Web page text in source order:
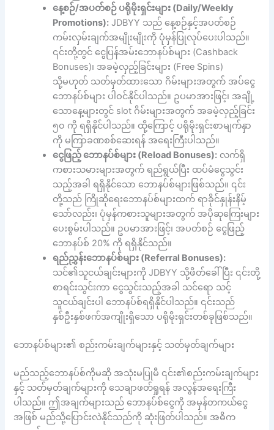
နေ့စဉ်/အပတ်စဉ် ပရိုမိုးရှင်းများ (Daily/Weekly
Promotions): JDBYY သည် နေ့စဉ်နှင့်အပတ်စဉ်
ကမ်းလှမ်းချက်အမျိုးမျိုးကို ပုံမှန်ပြုလုပ်ပေးပါသည်။
၎င်းတို့တွင် ငွေပြန်အမ်းဘောနပ်စ်များ (Cashback
Bonuses)၊ အခမဲ့လှည့်ခြင်းများ (Free Spins)
သို့မဟုတ် သတ်မှတ်ထားသော ဂိမ်းများအတွက် အပ်ငွေ
ဘောနပ်စ်များ ပါဝင်နိုင်ပါသည်။ ဥပမာအားဖြင့်၊ အချို့
သောနေ့များတွင် slot ဂိမ်းများအတွက် အခမဲ့လှည့်ခြင်း
၅၀ ကို ရရှိနိုင်ပါသည်။ ထို့ကြောင့် ပရိုမိုးရှင်းစာမျက်နှာ
ကို မကြာခဏစစ်ဆေးရန် အရေးကြီးပါသည်။
ငွေဖြည့် ဘောနပ်စ်များ (Reload Bonuses): လက်ရှိ
ကစားသမားများအတွက် ရည်ရွယ်ပြီး ထပ်မံငွေသွင်း
သည့်အခါ ရရှိနိုင်သော ဘောနပ်စ်များဖြစ်သည်။ ၎င်း
တို့သည် ကြိုဆိုရေးဘောနပ်စ်များထက် ရာခိုင်နှုန်းနိမ့်
သော်လည်း၊ ပုံမှန်ကစားသူများအတွက် အပိုဆုကြေးများ
ပေးစွမ်းပါသည်။ ဥပမာအားဖြင့်၊ အပတ်စဉ် ငွေဖြည့်
ဘောနပ်စ် 20% ကို ရရှိနိုင်သည်။
ရည်ညွှန်းဘောနပ်စ်များ (Referral Bonuses):
သင်၏သူငယ်ချင်းများကို JDBYY သို့ဖိတ်ခေါ်ပြီး ၎င်းတို့
စာရင်းသွင်းကာ ငွေသွင်းသည့်အခါ သင်ရော သင့်
သူငယ်ချင်းပါ ဘောနပ်စ်ရရှိနိုင်ပါသည်။ ၎င်းသည်
နှစ်ဦးနှစ်ဖက်အကျိုးရှိသော ပရိုမိုးရှင်းတစ်ခုဖြစ်သည်။
ဘောနပ်စ်များ၏ စည်းကမ်းချက်များနှင့် သတ်မှတ်ချက်များ
မည်သည့်ဘောနပ်စ်ကိုမဆို အသုံးမပြုမီ ၎င်း၏စည်းကမ်းချက်များ
နှင့် သတ်မှတ်ချက်များကို သေချာဖတ်ရှုရန် အလွန်အရေးကြီး
ပါသည်။ ဤအချက်များသည် ဘောနပ်စ်ငွေကို အမှန်တကယ်ငွေ
အဖြစ် မည်သို့ပြောင်းလဲနိုင်သည်ကို ဆုံးဖြတ်ပါသည်။ အဓိက